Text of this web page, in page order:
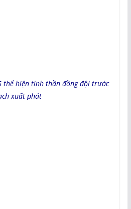
thể hiện tinh thần đồng đội trước
xuất phát